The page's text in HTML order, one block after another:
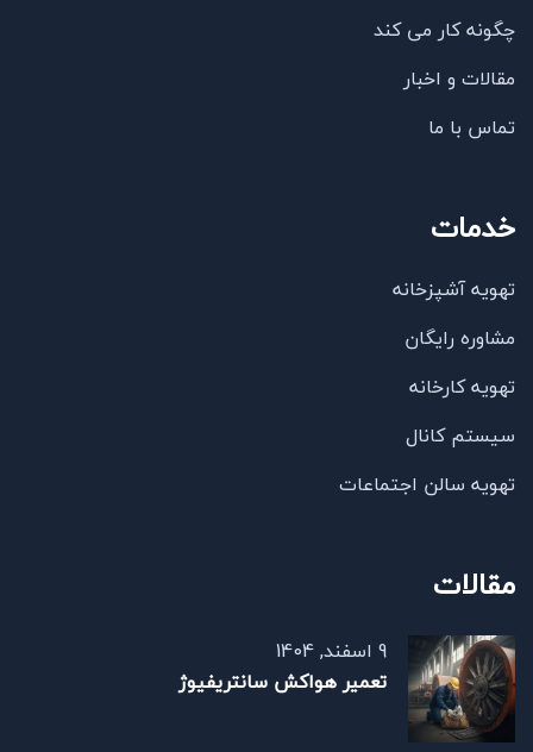
چگونه کار می کند
مقالات و اخبار
تماس با ما
خدمات
تهویه آشپزخانه
مشاوره رایگان
تهویه کارخانه
سیستم کانال
تهویه سالن اجتماعات
مقالات
9 اسفند, 1404
تعمیر هواکش سانتریفیوژ